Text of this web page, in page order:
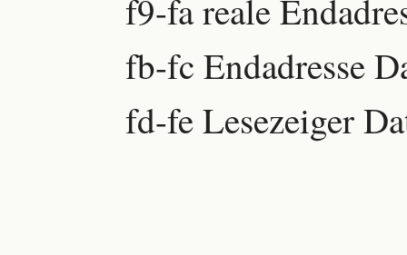
f9-fa reale
fb-fc Endadresse
fd-fe Lesezeiger